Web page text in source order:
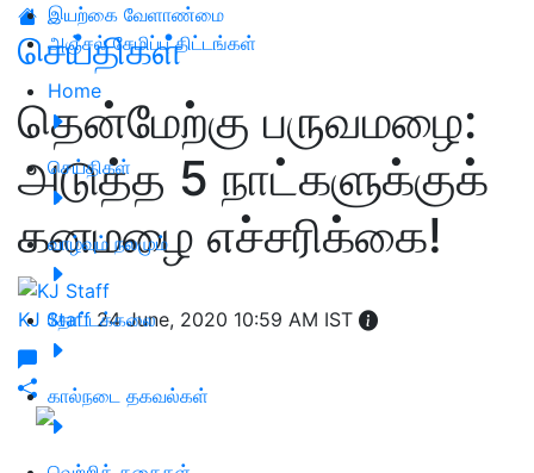
இயற்கை வேளாண்மை
அஞ்சல் சேமிப்பு திட்டங்கள்
Home
செய்திகள்
வாழ்வும் நலமும்
தோட்டக்கலை
கால்நடை தகவல்கள்
செய்திகள்
தென்மேற்கு பருவமழை:
அடுத்த 5 நாட்களுக்குக்
கனமழை எச்சரிக்கை!
KJ Staff 24 June, 2020 10:59 AM IST